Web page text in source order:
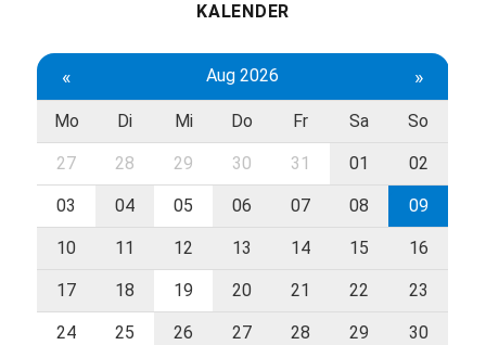
KALENDER
« Aug 2026 »
Mo Di Mi Do Fr Sa So
27 28 29 30 31 01 02
03 04 05 06 07 08 09
10 11 12 13 14 15 16
17 18 19 20 21 22 23
24 25 26 27 28 29 30